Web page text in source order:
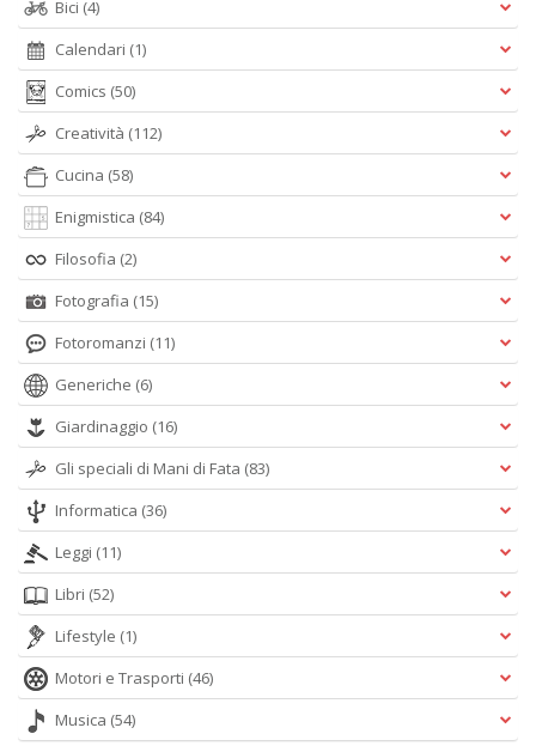
Bici (4)
Calendari (1)
Comics (50)
Creatività (112)
Cucina (58)
Enigmistica (84)
Filosofia (2)
Fotografia (15)
Fotoromanzi (11)
Generiche (6)
Giardinaggio (16)
Gli speciali di Mani di Fata (83)
Informatica (36)
Leggi (11)
Libri (52)
Lifestyle (1)
Motori e Trasporti (46)
Musica (54)